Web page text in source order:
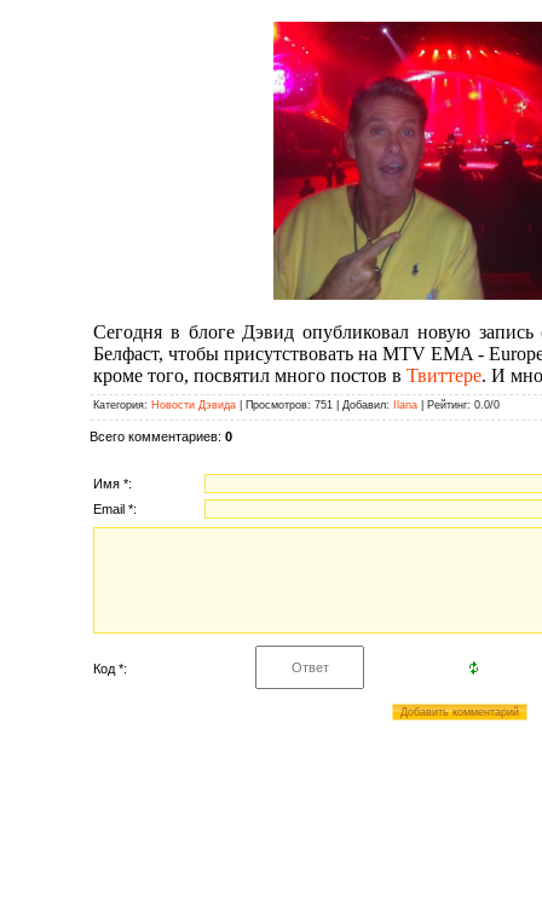
Сегодня в блоге Дэвид опубликовал новую
Белфаст, чтобы присутствовать на MTV EMA -
кроме того, посвятил много постов в Твиттере. И
Категория: Новости Дэвида Просмотров: 751 | Добавил: Ilana Рейтинг: 0.0/0
Всего комментариев: 0
Имя *:
Email *:
Код *: